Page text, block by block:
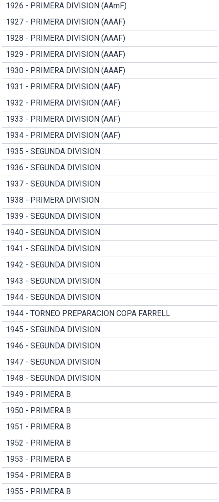
1926 - PRIMERA DIVISION (AAmF)
1927 - PRIMERA DIVISION (AAAF)
1928 - PRIMERA DIVISION (AAAF)
1929 - PRIMERA DIVISION (AAAF)
1930 - PRIMERA DIVISION (AAAF)
1931 - PRIMERA DIVISION (AAF)
1932 - PRIMERA DIVISION (AAF)
1933 - PRIMERA DIVISION (AAF)
1934 - PRIMERA DIVISION (AAF)
1935 - SEGUNDA DIVISION
1936 - SEGUNDA DIVISION
1937 - SEGUNDA DIVISION
1938 - PRIMERA DIVISION
1939 - SEGUNDA DIVISION
1940 - SEGUNDA DIVISION
1941 - SEGUNDA DIVISION
1942 - SEGUNDA DIVISION
1943 - SEGUNDA DIVISION
1944 - SEGUNDA DIVISION
1944 - TORNEO PREPARACION COPA FARRELL
1945 - SEGUNDA DIVISION
1946 - SEGUNDA DIVISION
1947 - SEGUNDA DIVISION
1948 - SEGUNDA DIVISION
1949 - PRIMERA B
1950 - PRIMERA B
1951 - PRIMERA B
1952 - PRIMERA B
1953 - PRIMERA B
1954 - PRIMERA B
1955 - PRIMERA B